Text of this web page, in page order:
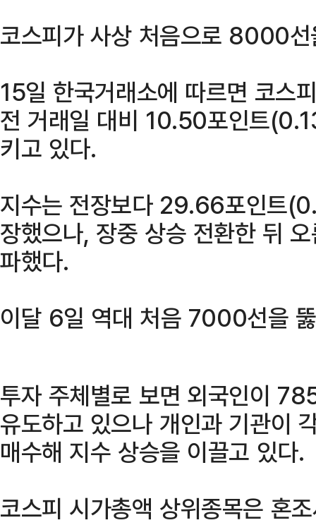
코스피가 사상 처음으로 8000선
15일 한국거래소에 따르면 코스
전 거래일 대비 10.50포인트
키고 있다.
지수는 전장보다 29.66포인트
장했으나, 장중 상승 전환한 뒤
파했다.
이달 6일 역대 처음 7000선을
투자 주체별로 보면 외국인이
유도하고 있으나 개인과 기관
매수해 지수 상승을 이끌고 있다.
코스피 시가총액 상위종목은 혼